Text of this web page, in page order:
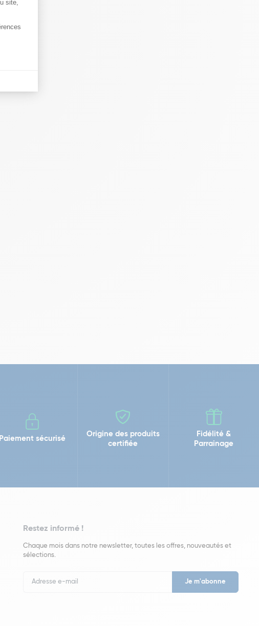
Paiement sécurisé
Origine des produits
certifiée
Fidélité &
Parrainage
Restez informé !
Chaque mois dans notre newsletter, toutes les offres, nouveautés et
sélections.
Newsletter